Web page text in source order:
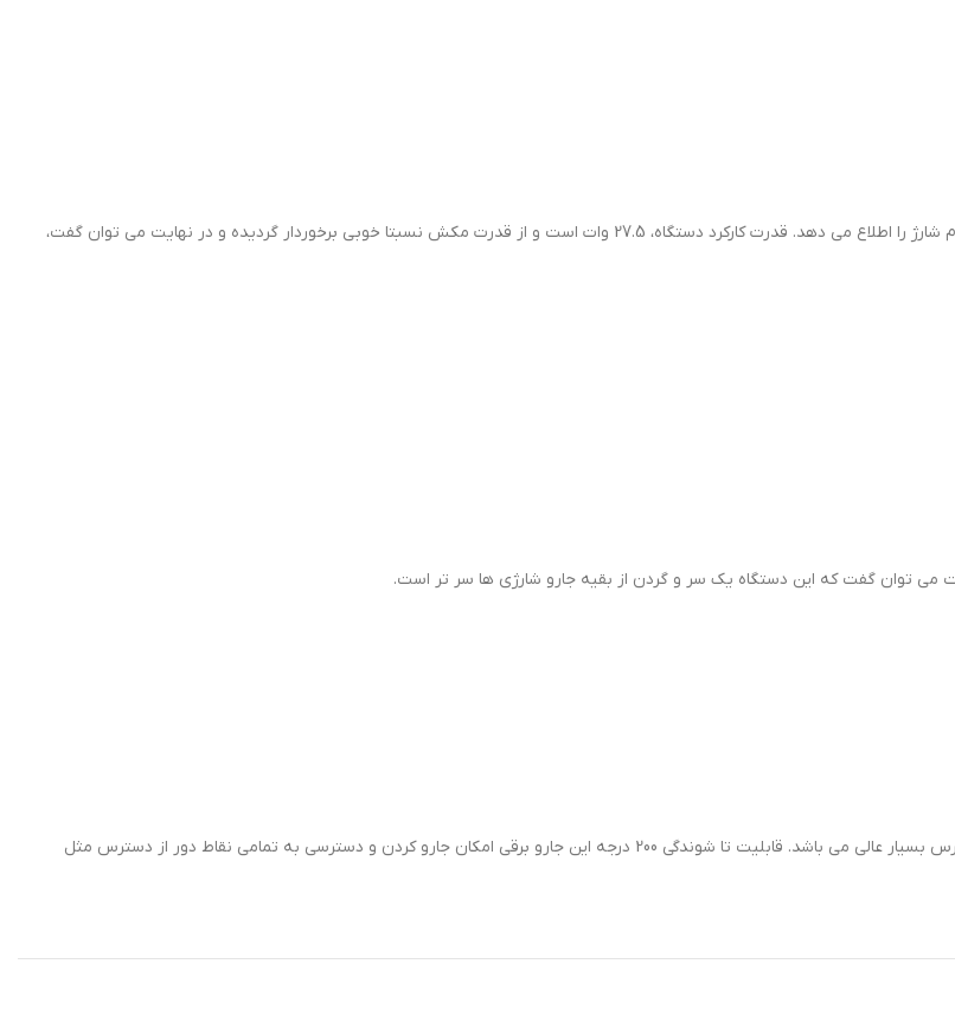
همچنین جارو شارژی Black and Decker PV 1420 به نشانگر باتری نیز مجهز شده که اتمام شارژ را اطلاع می دهد. قدرت کارکرد دستگاه، 27.5 وات است و از قدرت مکش نسبتا خوبی برخوردار گردیده و در نهایت می توان گفت،
این دستگاه با طراحی منحصر به فردی که دارد برای دسترسی به نقاط کوچک و دور از دسترس بسیار عالی می باشد. قابلیت تا شوندگی 200 درجه این جارو برقی امکان جارو کردن و دسترسی به تمامی نقاط دور از دسترس مثل